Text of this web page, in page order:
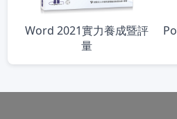
Word 2021實力養成暨評
量